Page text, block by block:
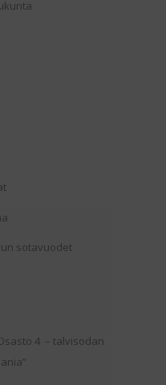
sotavuodet
4 – talvisodan